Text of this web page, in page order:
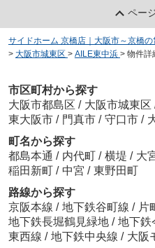
ペー
サイドホーム 京橋店｜大阪市～京橋
> 大阪市城東区 > AILE東中浜 > 物件詳
市区町村から探す
大阪市都島区 / 大阪市城東区
東大阪市 / 門真市 / 守口市 /
町名から探す
都島本通 / 内代町 / 横堤 / 大
稲田新町 / 中宮 / 東野田町
路線から探す
京阪本線 / 地下鉄谷町線 / 片
地下鉄長堀鶴見緑地 / 地下鉄
東西線 / 地下鉄中央線 / 大阪